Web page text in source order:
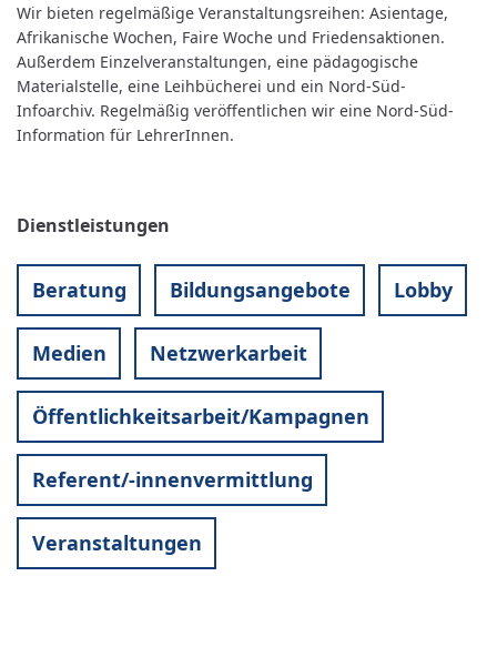
Wir bieten regelmäßige Veranstaltungsreihen: Asientage,
Afrikanische Wochen, Faire Woche und Friedensaktionen.
Außerdem Einzelveranstaltungen, eine pädagogische
Materialstelle, eine Leihbücherei und ein Nord-Süd-
Infoarchiv. Regelmäßig veröffentlichen wir eine Nord-Süd-
Information für LehrerInnen.
Dienstleistungen
Beratung Bildungsangebote Lobby
Medien Netzwerkarbeit
Öffentlichkeitsarbeit/Kampagnen
Referent/-innenvermittlung
Veranstaltungen